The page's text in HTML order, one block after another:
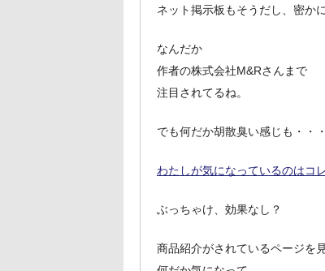
ネット掲示板もそうだし、密か
なんだか
作者の株式会社M&Rさんまで
注目されてるね。
でも何だか胡散臭い感じも・・・
わたしが気になっているのはコ
ぶっちゃけ、効果なし？
商品紹介がされているページを